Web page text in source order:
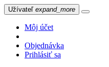
Užívateľ expand_more
Môj účet
Objednávka
Prihlásiť sa